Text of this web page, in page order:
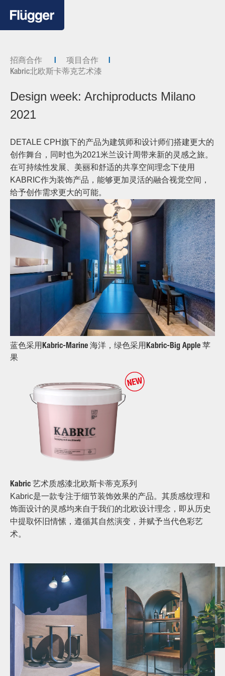
招商合作
项目合作
Kabric北欧斯卡蒂克艺术漆
Design week: Archiproducts Milano
2021
DETALE CPH旗下的产品为建筑师和设计师们搭建更大的
创作舞台，同时也为2021米兰设计周带来新的灵感之旅。
在可持续性发展、美丽和舒适的共享空间理念下使用
KABRIC作为装饰产品，能够更加灵活的融合视觉空间，
给予创作需求更大的可能。
蓝色采用Kabric-Marine 海洋，绿色采用Kabric-Big Apple 苹
果
Kabric 艺术质感漆北欧斯卡蒂克系列
Kabric是一款专注于细节装饰效果的产品。其质感纹理和
饰面设计的灵感均来自于我们的北欧设计理念，即从历史
中提取怀旧情愫，遵循其自然演变，并赋予当代色彩艺
术。